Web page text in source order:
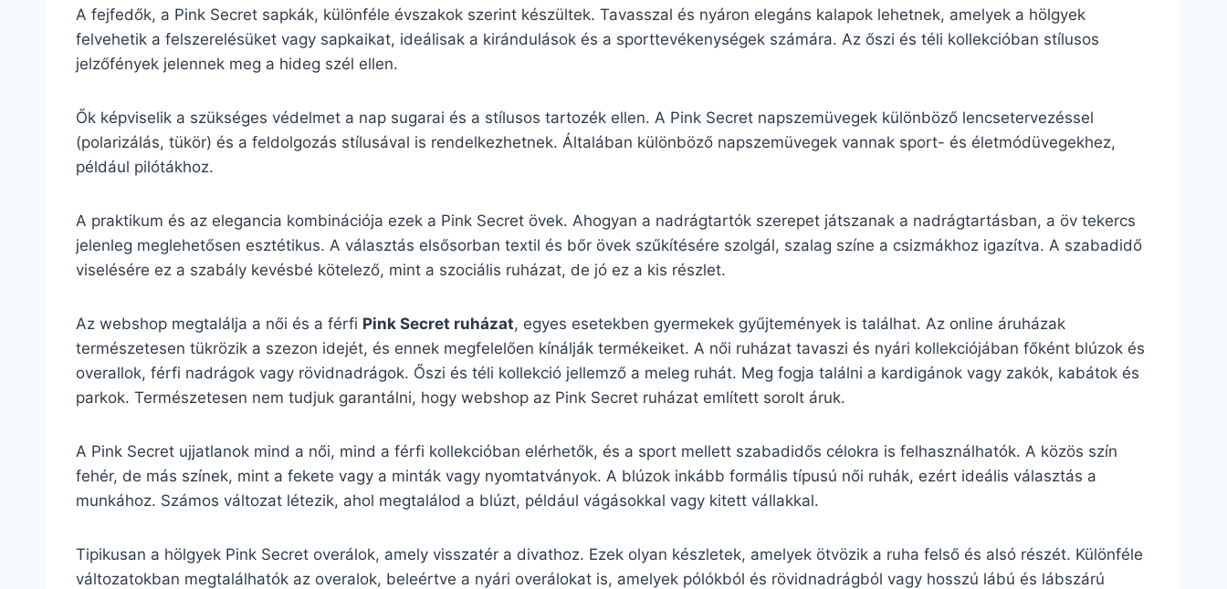
A fejfedők, a Pink Secret sapkák, különféle évszakok szerint készültek. Tavasszal és nyáron elegáns kalapok lehetnek, amelyek a hölgyek
felvehetik a felszerelésüket vagy sapkaikat, ideálisak a kirándulások és a sporttevékenységek számára. Az őszi és téli kollekcióban stílusos
jelzőfények jelennek meg a hideg szél ellen.
Ők képviselik a szükséges védelmet a nap sugarai és a stílusos tartozék ellen. A Pink Secret napszemüvegek különböző lencsetervezéssel
(polarizálás, tükör) és a feldolgozás stílusával is rendelkezhetnek. Általában különböző napszemüvegek vannak sport- és életmódüvegekhez,
például pilótákhoz.
A praktikum és az elegancia kombinációja ezek a Pink Secret övek. Ahogyan a nadrágtartók szerepet játszanak a nadrágtartásban, a öv tekercs
jelenleg meglehetősen esztétikus. A választás elsősorban textil és bőr övek szűkítésére szolgál, szalag színe a csizmákhoz igazítva. A szabadidő
viselésére ez a szabály kevésbé kötelező, mint a szociális ruházat, de jó ez a kis részlet.
Az webshop megtalálja a női és a férfi Pink Secret ruházat, egyes esetekben gyermekek gyűjtemények is találhat. Az online áruházak
természetesen tükrözik a szezon idejét, és ennek megfelelően kínálják termékeiket. A női ruházat tavaszi és nyári kollekciójában főként blúzok és
overallok, férfi nadrágok vagy rövidnadrágok. Őszi és téli kollekció jellemző a meleg ruhát. Meg fogja találni a kardigánok vagy zakók, kabátok és
parkok. Természetesen nem tudjuk garantálni, hogy webshop az Pink Secret ruházat említett sorolt áruk.
A Pink Secret ujjatlanok mind a női, mind a férfi kollekcióban elérhetők, és a sport mellett szabadidős célokra is felhasználhatók. A közös szín
fehér, de más színek, mint a fekete vagy a minták vagy nyomtatványok. A blúzok inkább formális típusú női ruhák, ezért ideális választás a
munkához. Számos változat létezik, ahol megtalálod a blúzt, például vágásokkal vagy kitett vállakkal.
Tipikusan a hölgyek Pink Secret overálok, amely visszatér a divathoz. Ezek olyan készletek, amelyek ötvözik a ruha felső és alsó részét. Különféle
változatokban megtalálhatók az overalok, beleértve a nyári overálokat is, amelyek pólókból és rövidnadrágból vagy hosszú lábú és lábszárú